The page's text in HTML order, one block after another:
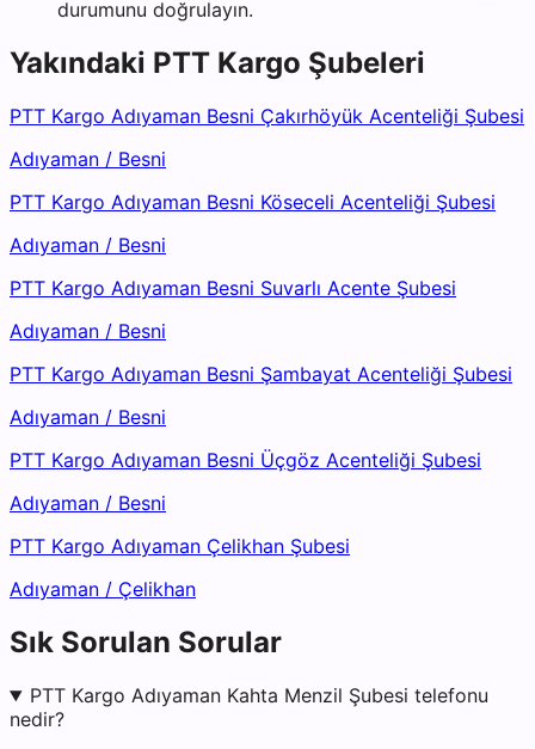
durumunu doğrulayın.
Yakındaki PTT Kargo Şubeleri
PTT Kargo Adıyaman Besni Çakırhöyük Acenteliği Şubesi
Adıyaman / Besni
PTT Kargo Adıyaman Besni Köseceli Acenteliği Şubesi
Adıyaman / Besni
PTT Kargo Adıyaman Besni Suvarlı Acente Şubesi
Adıyaman / Besni
PTT Kargo Adıyaman Besni Şambayat Acenteliği Şubesi
Adıyaman / Besni
PTT Kargo Adıyaman Besni Üçgöz Acenteliği Şubesi
Adıyaman / Besni
PTT Kargo Adıyaman Çelikhan Şubesi
Adıyaman / Çelikhan
Sık Sorulan Sorular
PTT Kargo Adıyaman Kahta Menzil Şubesi telefonu
nedir?